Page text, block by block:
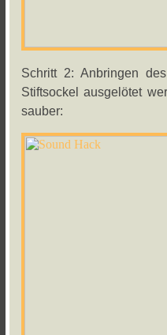
Schritt 2: Anbringen
Stiftsockel ausgelötet
sauber: